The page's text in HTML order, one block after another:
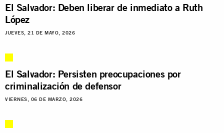
El Salvador: Deben liberar de inmediato a Ruth
López
JUEVES, 21 DE MAYO, 2026
El Salvador: Persisten preocupaciones por
criminalización de defensor
VIERNES, 06 DE MARZO, 2026